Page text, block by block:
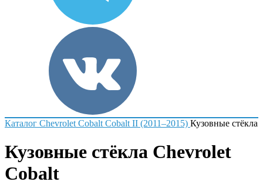
Каталог Chevrolet Cobalt Cobalt II (2011–2015) Кузовные стёкла
Кузовные стёкла Chevrolet
Cobalt